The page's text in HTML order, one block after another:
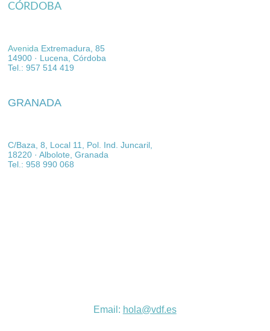
CÓRDOBA
Avenida Extremadura, 85
14900 · Lucena, Córdoba
Tel.: 957 514 419
GRANADA
C/Baza, 8, Local 11, Pol. Ind. Juncaril,
18220 · Albolote, Granada
Tel.: 958 990 068
Email: hola@vdf.es